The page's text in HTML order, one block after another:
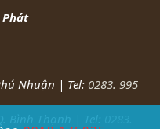
Phát
Nhuận | Tel: 0283. 995
Bình Thạnh | Tel: